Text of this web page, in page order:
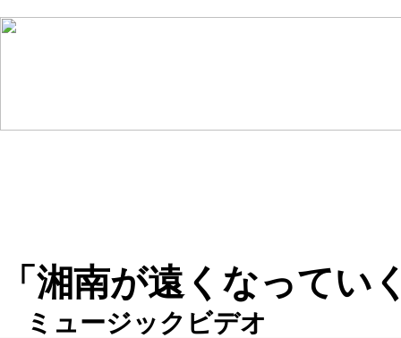
「湘南が遠くなってい
ミュージックビデオ